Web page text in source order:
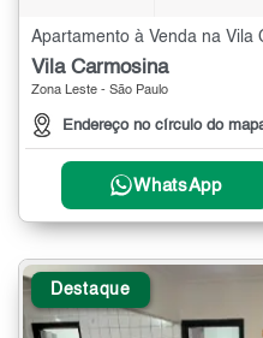
Apartamento à Venda na Vila
Vila Carmosina
Zona Leste - São Paulo
Endereço no círculo do
WhatsApp
Destaque